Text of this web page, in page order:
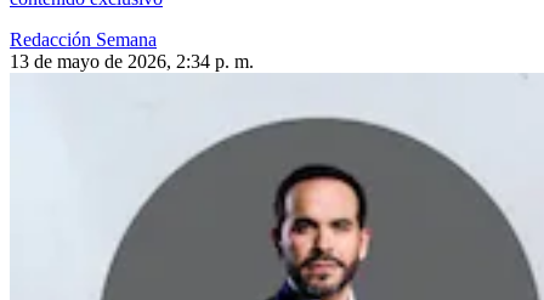
Redacción Semana
13 de mayo de 2026, 2:34 p. m.